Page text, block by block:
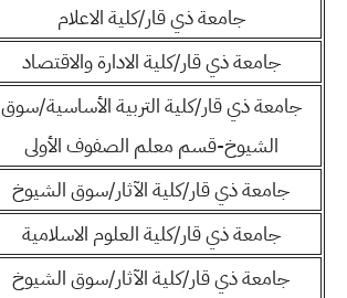
جامعة ذي قار/كلية الاعلام
جامعة ذي قار/كلية الادارة والاقتصاد
جامعة ذي قار/كلية التربية الأساسية/سوق
الشيوخ-قسم معلم الصفوف الأولى
جامعة ذي قار/كلية الآثار/سوق الشيوخ
جامعة ذي قار/كلية العلوم الاسلامية
جامعة ذي قار/كلية الآثار/سوق الشيوخ